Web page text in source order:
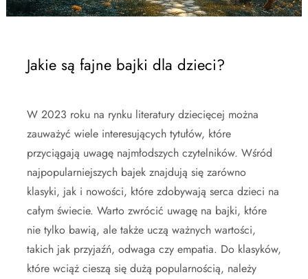
Jakie są fajne bajki dla dzieci?
W 2023 roku na rynku literatury dziecięcej można
zauważyć wiele interesujących tytułów, które
przyciągają uwagę najmłodszych czytelników. Wśród
najpopularniejszych bajek znajdują się zarówno
klasyki, jak i nowości, które zdobywają serca dzieci na
całym świecie. Warto zwrócić uwagę na bajki, które
nie tylko bawią, ale także uczą ważnych wartości,
takich jak przyjaźń, odwaga czy empatia. Do klasyków,
które wciąż cieszą się dużą popularnością, należy